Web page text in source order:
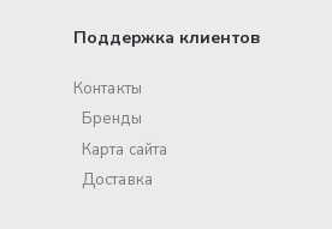
Поддержка клиентов
Контакты
Бренды
Карта сайта
Доставка